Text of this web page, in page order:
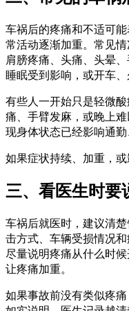
车祸后的疼痛和不适可
常活动逐渐加重。常见
肩膀疼痛、头痛、头晕
睡眠受到影响，或开车、
有些人一开始只是轻微
痛、手臂发麻，或晚上
现身体状态已经影响通勤
如果症状持续、加重，
三、看医生时要
车祸后就医时，建议清
击方式、车辆受损情况
尽量说明疼痛从什么时
让疼痛加重。
如果事故前没有类似疼